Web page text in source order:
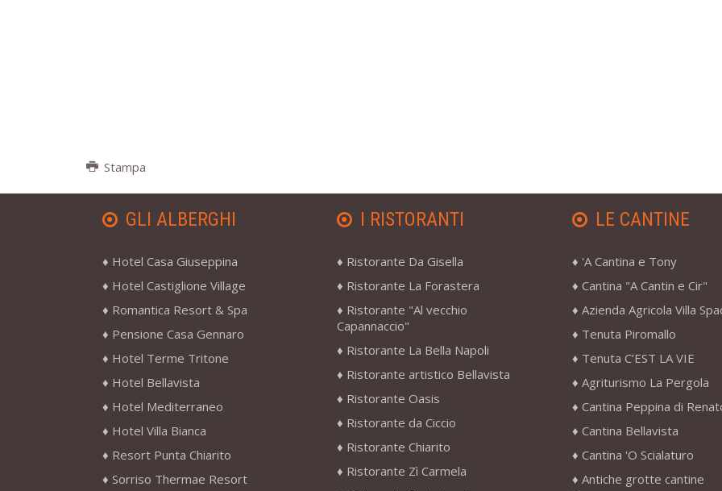
Stampa
GLI ALBERGHI
Hotel Casa Giuseppina
Hotel Castiglione Village
Romantica Resort & Spa
Pensione Casa Gennaro
Hotel Terme Tritone
Hotel Bellavista
Hotel Mediterraneo
Hotel Villa Bianca
Resort Punta Chiarito
Sorriso Thermae Resort
I RISTORANTI
Ristorante Da Gisella
Ristorante La Forastera
Ristorante "Al vecchio
Capannaccio"
Ristorante La Bella Napoli
Ristorante artistico Bellavista
Ristorante Oasis
Ristorante da Ciccio
Ristorante Chiarito
Ristorante Zì Carmela
LE CANTINE
'A Cantina e Tony
Cantina "A Cantin e Cir"
Azienda Agricola Villa
Tenuta Piromallo
Tenuta C’EST LA VIE
Agriturismo La Pergola
Cantina Peppina di
Cantina Bellavista
Cantina 'O Scialaturo
Antiche grotte cantine